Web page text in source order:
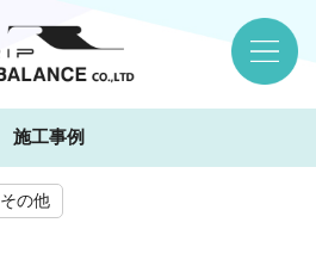
施工事例
その他